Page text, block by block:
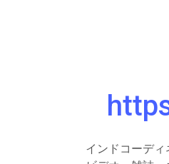
インドコーデ